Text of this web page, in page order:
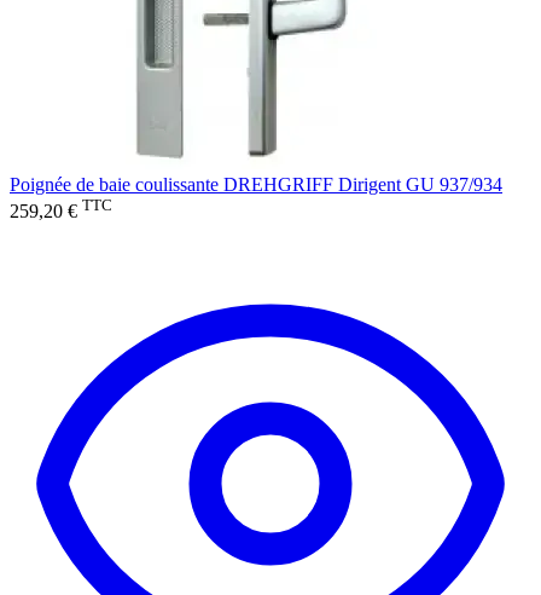
Poignée de baie coulissante DREHGRIFF Dirigent GU 937/934
259,20 € TTC